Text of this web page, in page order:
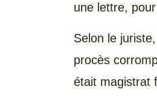
une lettre,
Selon le
procès
était magistrat